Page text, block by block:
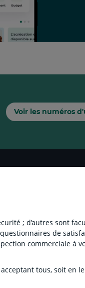
; d’autres sont
de
commerciale à
tous, soit en
Voir les numéros
Plan du